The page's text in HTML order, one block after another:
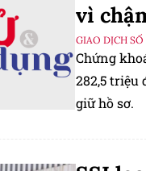
vì
GIAO DỊCH SỐ
Chứng
282,5 triệu
giữ hồ sơ.